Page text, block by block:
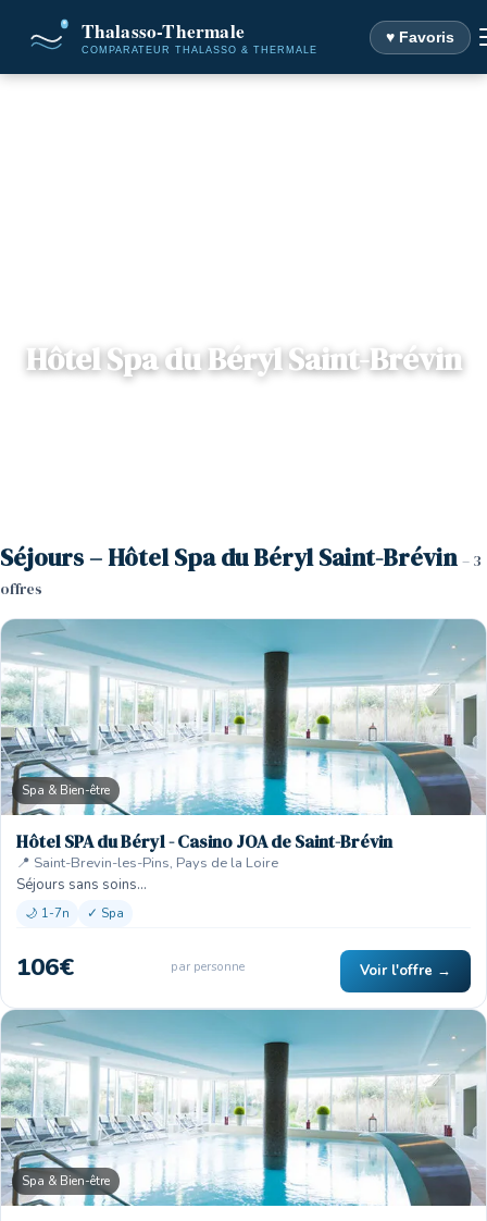
♥ Favoris
Hôtel Spa du Béryl Saint-Brévin
Séjours – Hôtel Spa du Béryl Saint-Brévin – 3
offres
Spa & Bien-être
Hôtel SPA du Béryl - Casino JOA de Saint-Brévin
📍 Saint-Brevin-les-Pins, Pays de la Loire
Séjours sans soins…
🌙 1-7n ✓ Spa
106€ par personne Voir l'offre →
Spa & Bien-être